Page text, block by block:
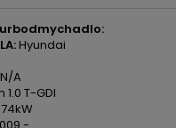
Hyundai
N/A
T-GDI